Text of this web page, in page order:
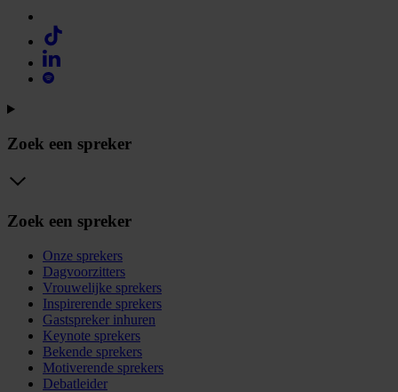
Zoek een spreker
Zoek een spreker
Onze sprekers
Dagvoorzitters
Vrouwelijke sprekers
Inspirerende sprekers
Gastspreker inhuren
Keynote sprekers
Bekende sprekers
Motiverende sprekers
Debatleider